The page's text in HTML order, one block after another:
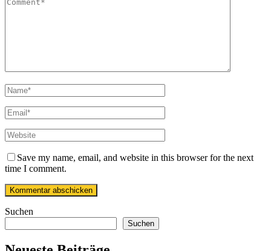
Save my name, email, and website in this browser for the next
time I comment.
Suchen
Suchen